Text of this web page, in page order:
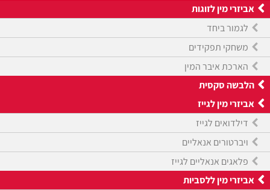
אביזרי מין לזוגות
לגמור ביחד
משחקי תפקידים
הארכת איבר המין
הלבשה סקסית
אביזרי מין לגייז
דילדואים לגייז
ויברטורים אנאליים
פלאגים אנאליים לגייז
אביזרי מין ללסביות